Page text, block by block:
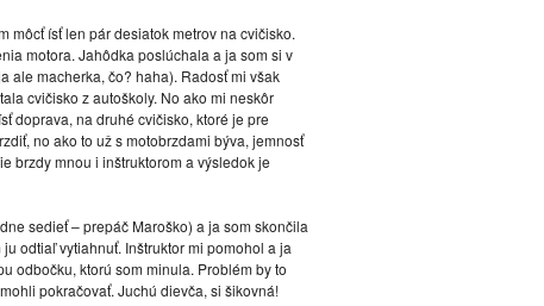
môcť ísť len pár desiatok metrov na cvičisko.
motora. Jahôdka poslúchala a ja som si v
ale macherka, čo? haha). Radosť mi však
cvičisko z autoškoly. No ako mi neskôr
doprava, na druhé cvičisko, ktoré je pre
no ako to už s motobrzdami býva, jemnosť
brzdy mnou i inštruktorom a výsledok je
sedieť – prepáč Maroško) a ja som skončila
odtiaľ vytiahnuť. Inštruktor mi pomohol a ja
odbočku, ktorú som minula. Problém by to
pokračovať. Juchú dievča, si šikovná!